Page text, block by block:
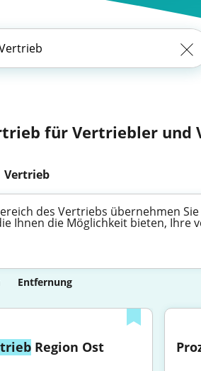
für Vertriebler und
Vertrieb
des Vertriebs übernehmen
Ihnen die Möglichkeit bieten,
Entfernung
Region Ost